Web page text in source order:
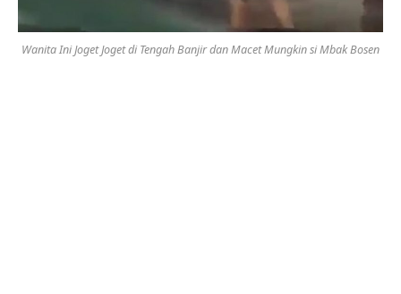
Wanita Ini Joget Joget di Tengah Banjir dan Macet Mungkin si Mbak Bosen